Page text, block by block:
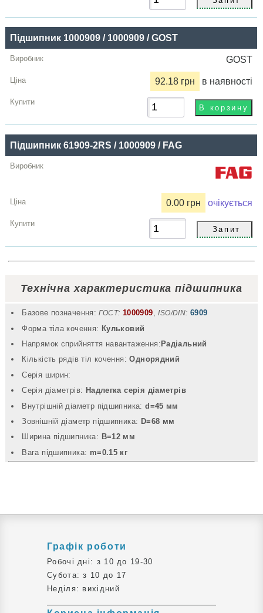
грн
Купити
Підшипник 1000909 / 1000909 / GOST
GOST
92.18 грн в наявності
Підшипник 61909-2RS / 1000909 / FAG
0.00 грн очікується
Технічна характеристика підшипника
Базове позначення: ГОСТ: 1000909,ISO/DIN: 6909
Форма тіла кочення: Кульковий
Напрямок сприйняття навантаження: Радіальний
Кількість рядів тіл кочення:Однорядний
Серія ширин:
Серія діаметрів: Надлегка серія діаметрів
Внутрішній діаметр підшипника:d=45 мм
Зовнішній діаметр підшипника: D=68 мм
Ширина підшипника: B=12 мм
Вага підшипника: m=0.15 кг
Графік роботи
Робочі дні: з 10 до 19-30
Субота: з 10 до 17
Неділя: вихідний